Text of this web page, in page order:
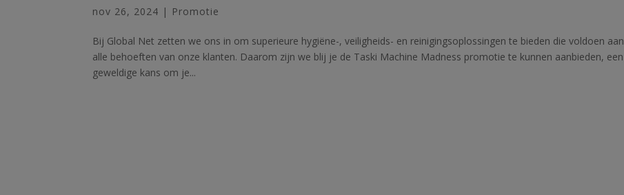
nov 26, 2024 | Promotie
Bij Global Net zetten we ons in om superieure hygiëne-, veiligheids- en reinigingsoplossingen te bieden die voldoen aan
alle behoeften van onze klanten. Daarom zijn we blij je de Taski Machine Madness promotie te kunnen aanbieden, een
geweldige kans om je...